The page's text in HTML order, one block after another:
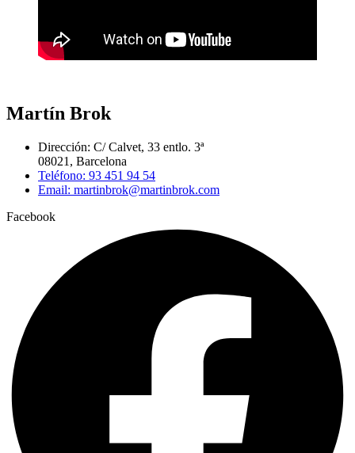
Martín Brok
Dirección: C/ Calvet, 33 entlo. 3ª
08021, Barcelona
Teléfono: 93 451 94 54
Email: martinbrok@martinbrok.com
Facebook